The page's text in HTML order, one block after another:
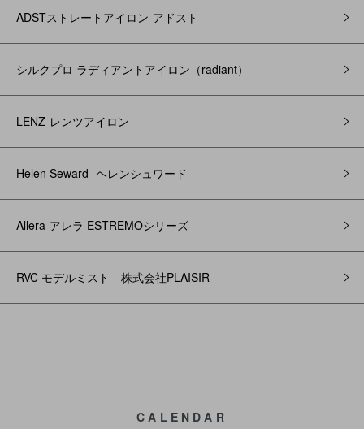
ADSTストレートアイロン-アドスト-
シルクプロ ラディアントアイロン（radiant）
LENZ-レンツアイロン-
Helen Seward -ヘレンシュワード-
Allera-アレラ ESTREMOシリーズ
RVC モデルミスト 株式会社PLAISIR
CALENDAR